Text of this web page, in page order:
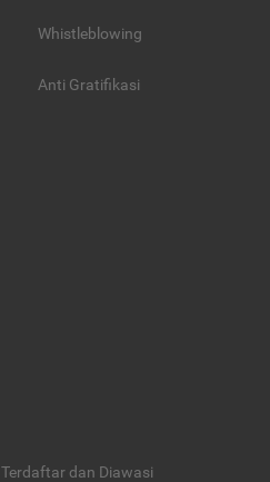
Whistleblowing
Anti Gratifikasi
Terdaftar dan Diawasi